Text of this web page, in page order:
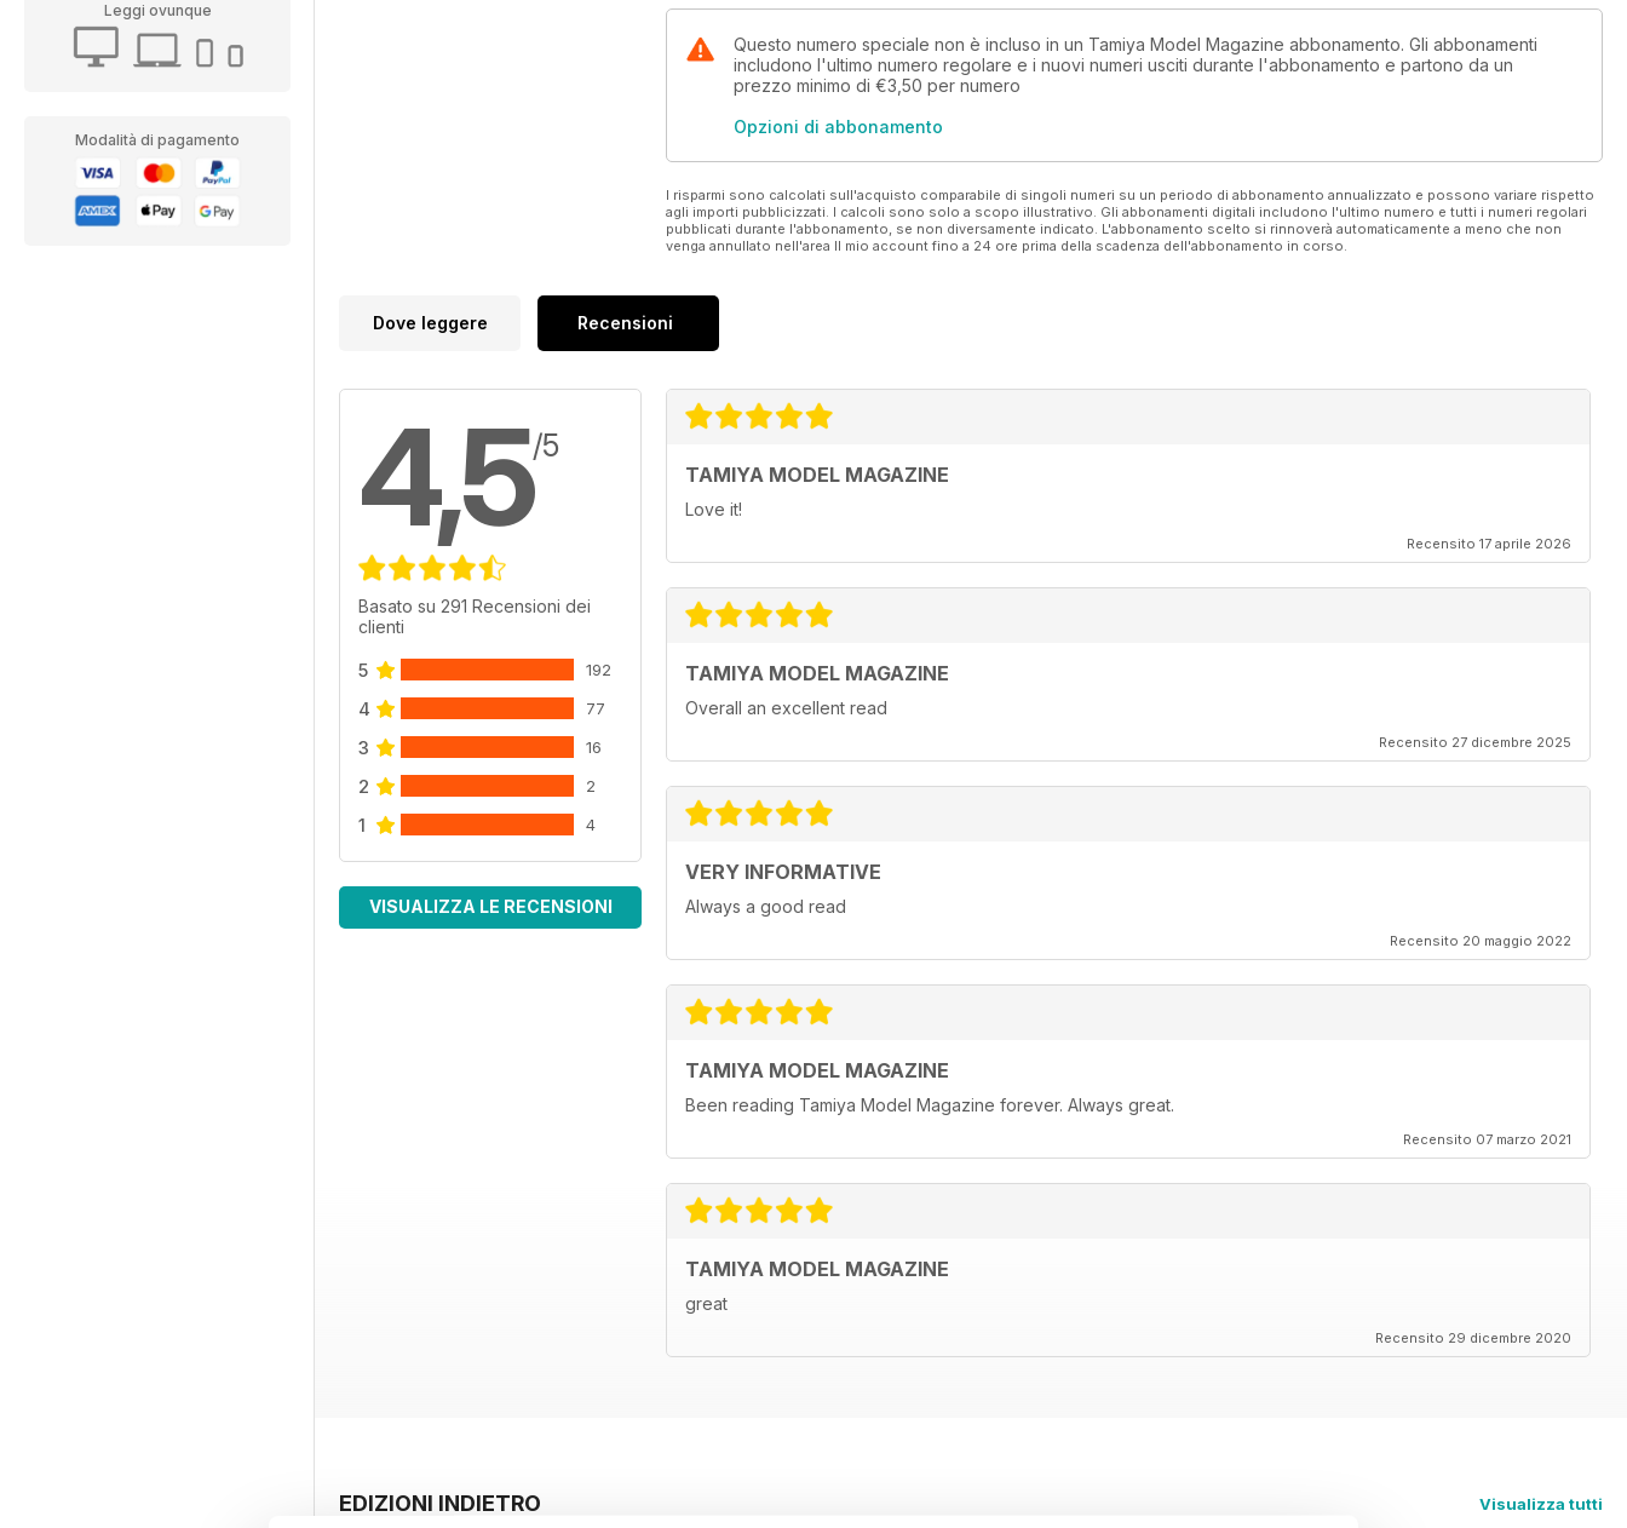
Leggi ovunque
Modalità di pagamento
Questo numero speciale non è incluso in un Tamiya Model Magazine abbonamento. Gli abbonamenti
includono l'ultimo numero regolare e i nuovi numeri usciti durante l'abbonamento e partono da un
prezzo minimo di €3,50 per numero
Opzioni di abbonamento
I risparmi sono calcolati sull'acquisto comparabile di singoli numeri su un periodo di abbonamento annualizzato e possono variare rispetto
agli importi pubblicizzati. I calcoli sono solo a scopo illustrativo. Gli abbonamenti digitali includono l'ultimo numero e tutti i numeri regolari
pubblicati durante l'abbonamento, se non diversamente indicato. L'abbonamento scelto si rinnoverà automaticamente a meno che non
venga annullato nell'area Il mio account fino a 24 ore prima della scadenza dell'abbonamento in corso.
Dove leggere Recensioni
4,5/5
Basato su 291 Recensioni dei
clienti
5 192
4 77
3 16
2 2
1 4
VISUALIZZA LE RECENSIONI
TAMIYA MODEL MAGAZINE
Love it!
Recensito 17 aprile 2026
TAMIYA MODEL MAGAZINE
Overall an excellent read
Recensito 27 dicembre 2025
VERY INFORMATIVE
Always a good read
Recensito 20 maggio 2022
TAMIYA MODEL MAGAZINE
Been reading Tamiya Model Magazine forever. Always great.
Recensito 07 marzo 2021
TAMIYA MODEL MAGAZINE
great
Recensito 29 dicembre 2020
EDIZIONI INDIETRO Visualizza tutti